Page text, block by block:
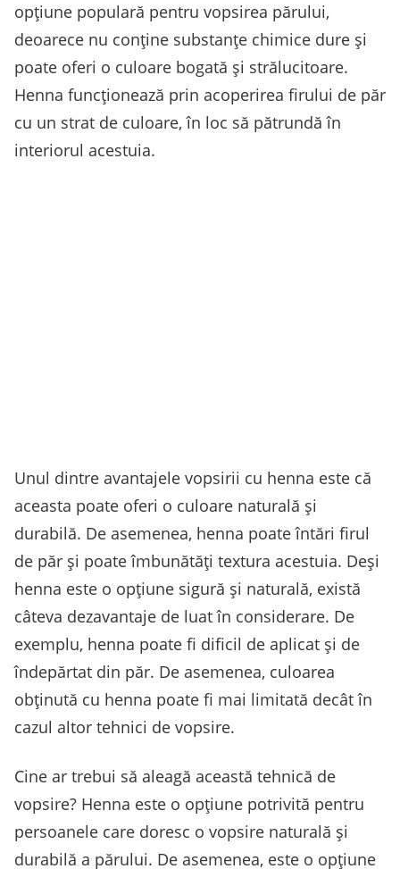
opțiune populară pentru vopsirea părului,
deoarece nu conține substanțe chimice dure și
poate oferi o culoare bogată și strălucitoare.
Henna funcționează prin acoperirea firului de păr
cu un strat de culoare, în loc să pătrundă în
interiorul acestuia.
Unul dintre avantajele vopsirii cu henna este că
aceasta poate oferi o culoare naturală și
durabilă. De asemenea, henna poate întări firul
de păr și poate îmbunătăți textura acestuia. Deși
henna este o opțiune sigură și naturală, există
câteva dezavantaje de luat în considerare. De
exemplu, henna poate fi dificil de aplicat și de
îndepărtat din păr. De asemenea, culoarea
obținută cu henna poate fi mai limitată decât în
cazul altor tehnici de vopsire.
Cine ar trebui să aleagă această tehnică de
vopsire? Henna este o opțiune potrivită pentru
persoanele care doresc o vopsire naturală și
durabilă a părului. De asemenea, este o opțiune